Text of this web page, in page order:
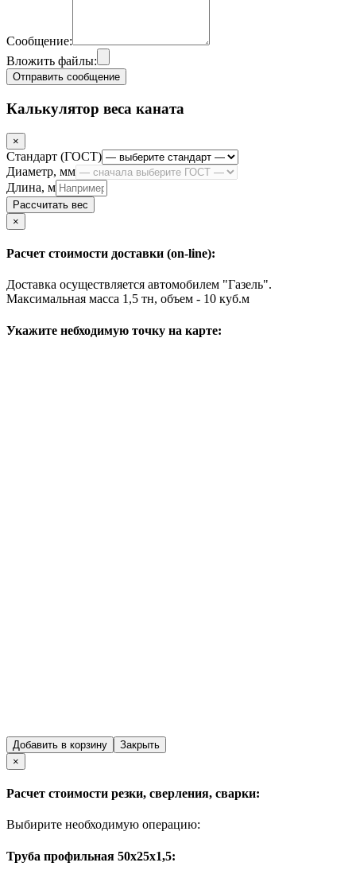
Сообщение:
Вложить файлы:
Отправить сообщение
Калькулятор веса каната
×
Стандарт (ГОСТ)
Диаметр, мм
Длина, м
Рассчитать вес
×
Расчет стоимости доставки (on-line):
Доставка осуществляется автомобилем "Газель".
Максимальная масса 1,5 тн, объем - 10 куб.м
Укажите небходимую точку на карте:
Добавить в корзину
Закрыть
×
Расчет стоимости резки, сверления, сварки:
Выбирите необходимую операцию:
Труба профильная 50х25х1,5: